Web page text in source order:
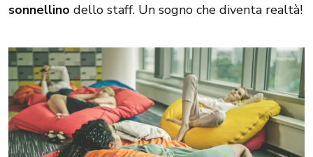
sonnellino dello staff. Un sogno che diventa realtà!